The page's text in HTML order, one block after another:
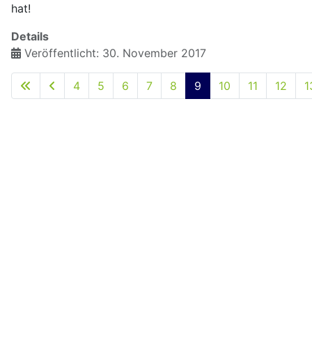
hat!
Details
Veröffentlicht: 30. November 2017
Seite 9 von 15
4 5 6 7 8 9 10 11 12